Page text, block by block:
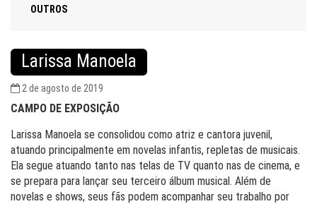
OUTROS
Larissa Manoela
2 de agosto de 2019
CAMPO DE EXPOSIÇÃO
Larissa Manoela se consolidou como atriz e cantora juvenil,
atuando principalmente em novelas infantis, repletas de musicais.
Ela segue atuando tanto nas telas de TV quanto nas de cinema, e
se prepara para lançar seu terceiro álbum musical. Além de
novelas e shows, seus fãs podem acompanhar seu trabalho por